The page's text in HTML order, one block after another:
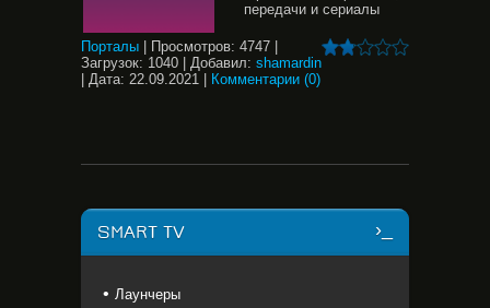
передачи и сериалы
Порталы Просмотров: 4747
Загрузок: 1040 Добавил: shamardin
Дата: 22.09.2021 Комментарии (0)
SMART TV
Лаунчеры